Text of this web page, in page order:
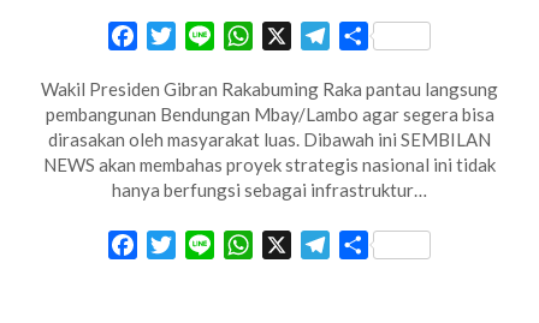
FacebookTwitterLine WhatsApp Telegram
Share
Wakil Presiden Gibran Rakabuming Raka pantau langsung
pembangunan Bendungan Mbay/Lambo agar segera bisa
dirasakan oleh masyarakat luas. Dibawah ini SEMBILAN
NEWS akan membahas proyek strategis nasional ini tidak
hanya berfungsi sebagai infrastruktur…
FacebookTwitterLine WhatsApp Telegram
Share